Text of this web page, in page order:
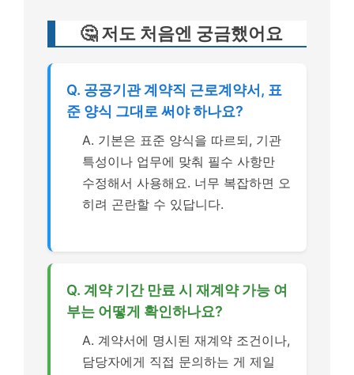
🤔 저도 처음엔 궁금했어요
Q. 공공기관 계약직 근로계약서, 표
준 양식 그대로 써야 하나요?
A. 기본은 표준 양식을 따르되, 기관
특성이나 업무에 맞춰 필수 사항만
수정해서 사용해요. 너무 복잡하면 오
히려 곤란할 수 있답니다.
Q. 계약 기간 만료 시 재계약 가능 여
부는 어떻게 확인하나요?
A. 계약서에 명시된 재계약 조건이나,
담당자에게 직접 문의하는 게 제일